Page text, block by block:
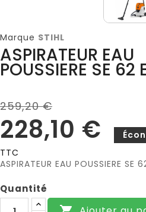
Marque STIHL
ASPIRATEUR EAU
POUSSIERE SE 62
259,20 €
228,10 €
TTC
ASPIRATEUR EAU POUSSIERE SE
Quantité